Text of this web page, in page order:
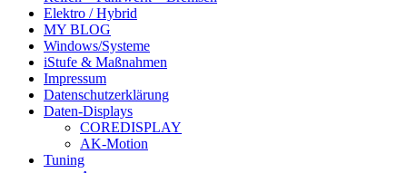
Elektro / Hybrid
MY BLOG
Windows/Systeme
iStufe & Maßnahmen
Impressum
Datenschutzerklärung
Daten-Displays
COREDISPLAY
AK-Motion
Tuning